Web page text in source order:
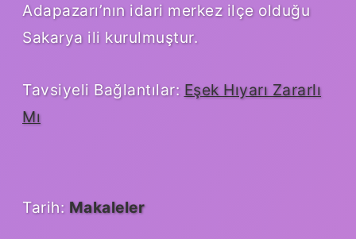
Adapazarı’nın idari merkez ilçe olduğu
Sakarya ili kurulmuştur.
Tavsiyeli Bağlantılar: Eşek Hıyarı Zararlı
Mı
Tarih: Makaleler